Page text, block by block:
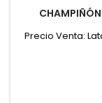
Precio Venta: